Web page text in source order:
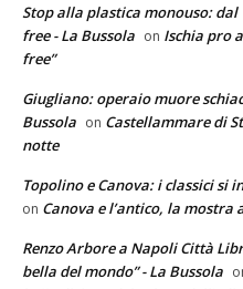
Stop alla plastica monouso:
free - La Bussola on Ischia pro
free”
Giugliano: operaio muore
Bussola on Castellammare di
notte
Topolino e Canova: i classici si
on Canova e l’antico, la mostra
Renzo Arbore a Napoli Città
bella del mondo” - La Bussola